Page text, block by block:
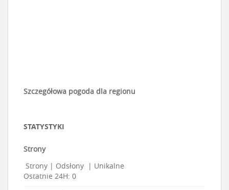
Szczegółowa pogoda dla regionu
STATYSTYKI
Strony
Strony | Odsłony | Unikalne
Ostatnie 24H: 0